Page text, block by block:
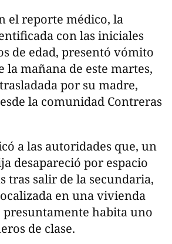
el reporte médico, la
con las iniciales
de edad, presentó vómito
la mañana de este martes,
por su madre,
la comunidad Contreras
a las autoridades que, un
desapareció por espacio
tras salir de la secundaria,
en una vivienda
presuntamente habita uno
de clase.